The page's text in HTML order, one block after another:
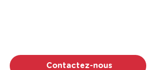
Contactez-nous